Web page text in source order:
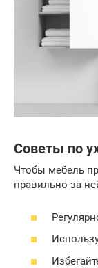
Советы по
Чтобы мебель
правильно за